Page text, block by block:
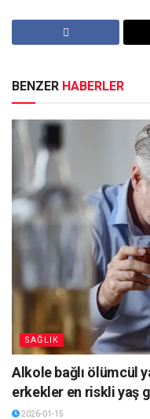
BENZER HABERLER
SAĞLIK
Alkole bağlı ölümcül
erkekler en riskli yaş
2026-01-15